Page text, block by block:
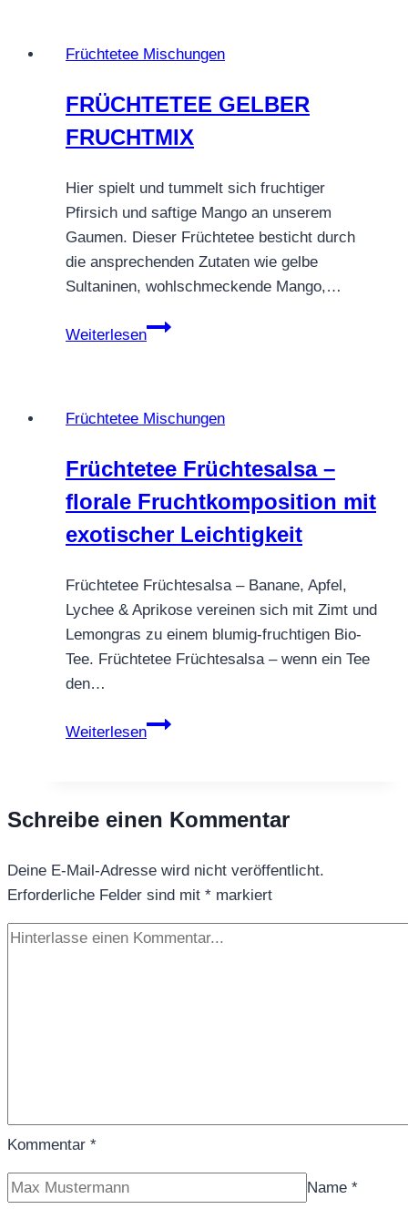
cremig-
&
exotisch
Früchtetee Mischungen
FRÜCHTETEE GELBER
FRUCHTMIX
Hier spielt und tummelt sich fruchtiger
Pfirsich und saftige Mango an unserem
Gaumen. Dieser Früchtetee besticht durch
die ansprechenden Zutaten wie gelbe
Sultaninen, wohlschmeckende Mango,…
Weiterlesen
FRÜCHTETEE
Früchtetee Mischungen
Früchtetee Früchtesalsa –
florale Fruchtkomposition mit
exotischer Leichtigkeit
Früchtetee Früchtesalsa – Banane, Apfel,
Lychee & Aprikose vereinen sich mit Zimt und
Lemongras zu einem blumig-fruchtigen Bio-
Tee. Früchtetee Früchtesalsa – wenn ein Tee
den…
Weiterlesen
Früchtetee
Fruchtkomposition
exotischer
Leichtigkeit
Schreibe einen Kommentar
Deine E-Mail-Adresse wird nicht veröffentlicht.
Erforderliche Felder sind mit * markiert
Kommentar *
Name *